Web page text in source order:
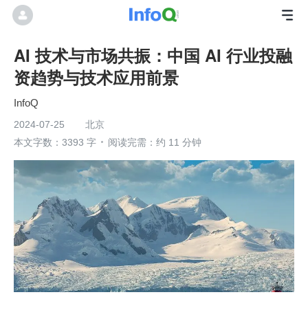
AI 技术与市场共振：中国 AI 行业投融
资趋势与技术应用前景
InfoQ
2024-07-25
北京
本文字数：3393 字
阅读完需：约 11 分钟